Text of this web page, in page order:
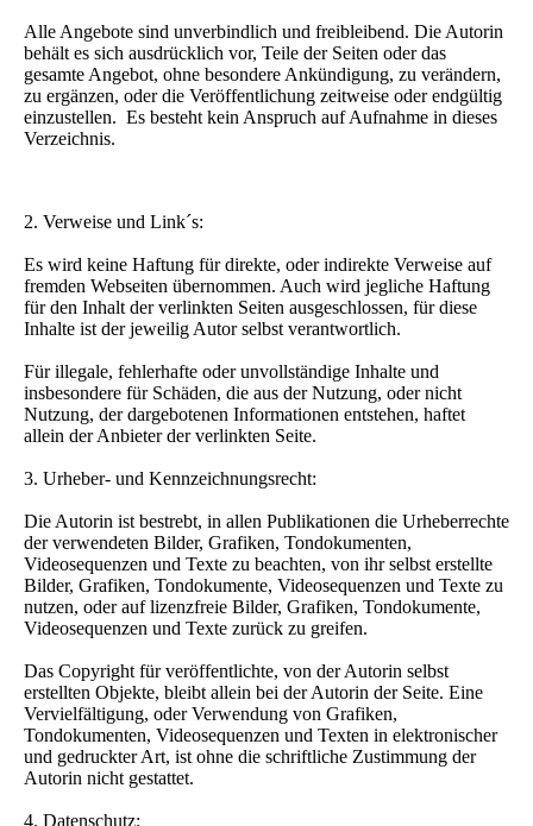
Alle Angebote sind unverbindlich und freibleibend. Die Autorin
behält es sich ausdrücklich vor, Teile der Seiten oder das
gesamte Angebot, ohne besondere Ankündigung, zu verändern,
zu ergänzen, oder die Veröffentlichung zeitweise oder endgültig
einzustellen. Es besteht kein Anspruch auf Aufnahme in dieses
Verzeichnis.
2. Verweise und Link´s:
Es wird keine Haftung für direkte, oder indirekte Verweise auf
fremden Webseiten übernommen. Auch wird jegliche Haftung
für den Inhalt der verlinkten Seiten ausgeschlossen, für diese
Inhalte ist der jeweilig Autor selbst verantwortlich.
Für illegale, fehlerhafte oder unvollständige Inhalte und
insbesondere für Schäden, die aus der Nutzung, oder nicht
Nutzung, der dargebotenen Informationen entstehen, haftet
allein der Anbieter der verlinkten Seite.
3. Urheber- und Kennzeichnungsrecht:
Die Autorin ist bestrebt, in allen Publikationen die Urheberrechte
der verwendeten Bilder, Grafiken, Tondokumenten,
Videosequenzen und Texte zu beachten, von ihr selbst erstellte
Bilder, Grafiken, Tondokumente, Videosequenzen und Texte zu
nutzen, oder auf lizenzfreie Bilder, Grafiken, Tondokumente,
Videosequenzen und Texte zurück zu greifen.
Das Copyright für veröffentlichte, von der Autorin selbst
erstellten Objekte, bleibt allein bei der Autorin der Seite. Eine
Vervielfältigung, oder Verwendung von Grafiken,
Tondokumenten, Videosequenzen und Texten in elektronischer
und gedruckter Art, ist ohne die schriftliche Zustimmung der
Autorin nicht gestattet.
4. Datenschutz: